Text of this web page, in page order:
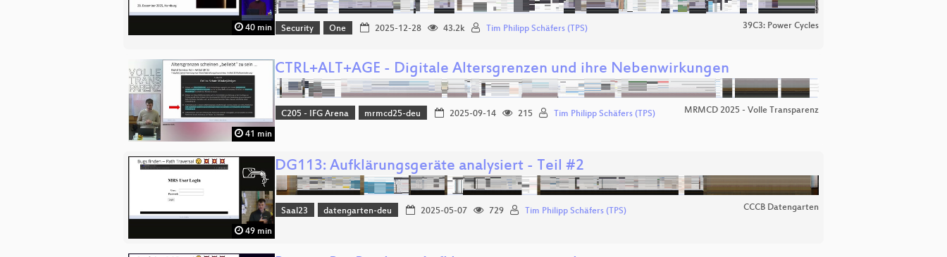
40 min Security One 2025-12-28 43.2k Tim Philipp Schäfers (TPS) 39C3: Power Cycles
41 min
CTRL+ALT+AGE - Digitale Altersgrenzen und ihre Nebenwirkungen
C205 - IFG Arena mrmcd25-deu 2025-09-14 215 Tim Philipp Schäfers (TPS) MRMCD 2025 - Volle Transparenz
49 min
DG113: Aufklärungsgeräte analysiert - Teil #2
Saal23 datengarten-deu 2025-05-07 729 Tim Philipp Schäfers (TPS) CCCB Datengarten